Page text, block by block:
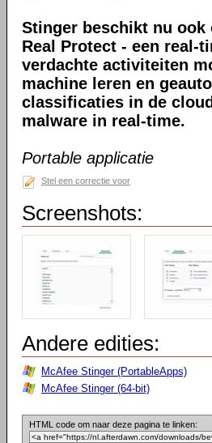
Stinger beschikt nu ook
Real Protect - een real-
verdachte activiteiten
machine leren en
classificaties in de
malware in real-time.
Portable applicatie
Stel een correctie voor
Screenshots:
Andere edities:
McAfee Stinger (PortableApps)
McAfee Stinger (64-bit)
HTML code om naar deze pagina te linken: